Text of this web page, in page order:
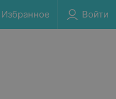
Избранное Войти